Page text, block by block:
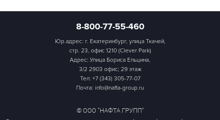
8-800-77-55-460
Юр.адрес: г. Екатеринбург, улица Ткачей,
стр. 23, офис 1210 (Clever Park)
Адрес: Улица Бориса Ельцина,
3/2 2903 офис; 29 этаж
Тел: +7 (343) 305-77-07
Почта: info@nafta-group.ru
© ООО "НАФТА ГРУПП"